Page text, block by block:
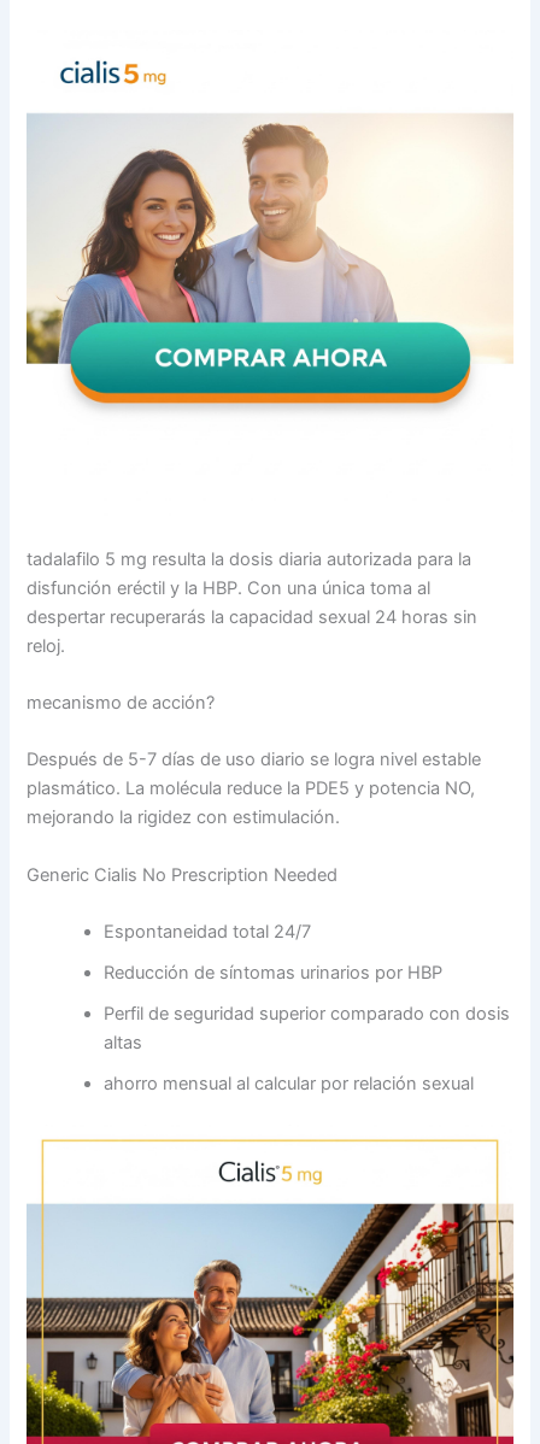
tadalafilo 5 mg resulta la dosis diaria autorizada para la
disfunción eréctil y la HBP. Con una única toma al
despertar recuperarás la capacidad sexual 24 horas sin
reloj.
mecanismo de acción?
Después de 5-7 días de uso diario se logra nivel estable
plasmático. La molécula reduce la PDE5 y potencia NO,
mejorando la rigidez con estimulación.
Generic Cialis No Prescription Needed
Espontaneidad total 24/7
Reducción de síntomas urinarios por HBP
Perfil de seguridad superior comparado con dosis
altas
ahorro mensual al calcular por relación sexual